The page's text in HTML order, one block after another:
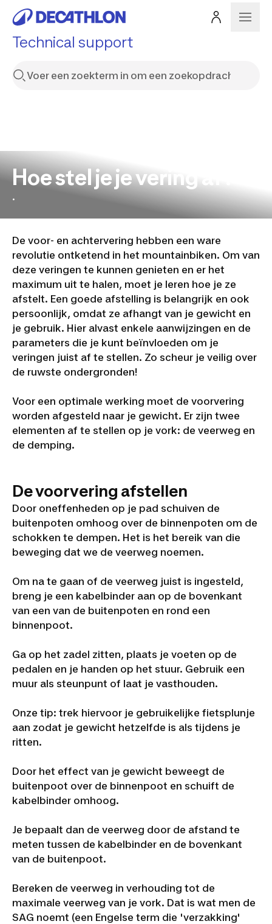
Technical support
Hoe stel je je vering af?
.
De voor- en achtervering hebben een ware
revolutie ontketend in het mountainbiken. Om van
deze veringen te kunnen genieten en er het
maximum uit te halen, moet je leren hoe je ze
afstelt. Een goede afstelling is belangrijk en ook
persoonlijk, omdat ze afhangt van je gewicht en
je gebruik. Hier alvast enkele aanwijzingen en de
parameters die je kunt beïnvloeden om je
veringen juist af te stellen. Zo scheur je veilig over
de ruwste ondergronden!
Voor een optimale werking moet de voorvering
worden afgesteld naar je gewicht. Er zijn twee
elementen af te stellen op je vork: de veerweg en
de demping.
De voorvering afstellen
Door oneffenheden op je pad schuiven de
buitenpoten omhoog over de binnenpoten om de
schokken te dempen. Het is het bereik van die
beweging dat we de veerweg noemen.
Om na te gaan of de veerweg juist is ingesteld,
breng je een kabelbinder aan op de bovenkant
van een van de buitenpoten en rond een
binnenpoot.
Ga op het zadel zitten, plaats je voeten op de
pedalen en je handen op het stuur. Gebruik een
muur als steunpunt of laat je vasthouden.
Onze tip: trek hiervoor je gebruikelijke fietsplunje
aan zodat je gewicht hetzelfde is als tijdens je
ritten.
Door het effect van je gewicht beweegt de
buitenpoot over de binnenpoot en schuift de
kabelbinder omhoog.
Je bepaalt dan de veerweg door de afstand te
meten tussen de kabelbinder en de bovenkant
van de buitenpoot.
Bereken de veerweg in verhouding tot de
maximale veerweg van je vork. Dat is wat men de
SAG noemt (een Engelse term die 'verzakking'